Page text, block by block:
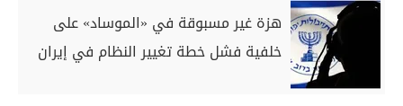
هزة غير مسبوقة في «الموساد» على
خلفية فشل خطة تغيير النظام في إيران